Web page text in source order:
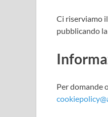
Ci riserviamo
pubblicando
Per domande